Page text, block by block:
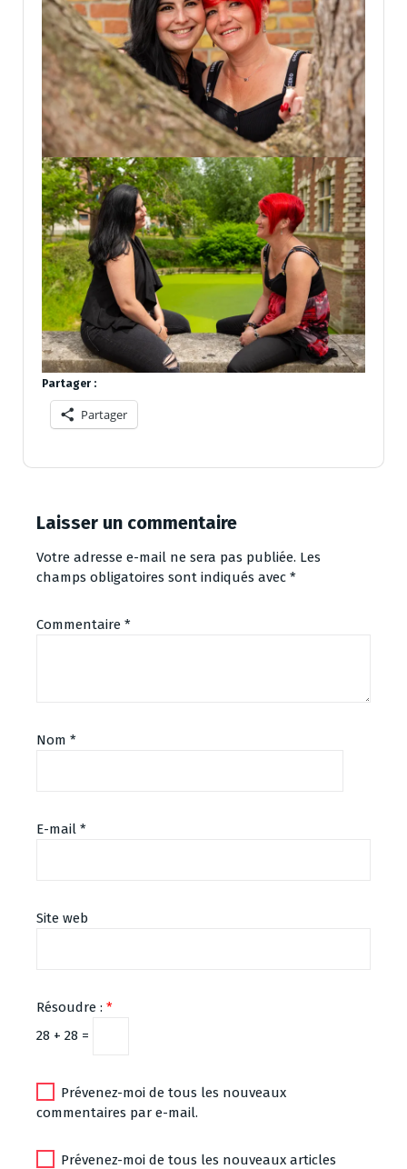
Partager :
Partager
Laisser un commentaire
Votre adresse e-mail ne sera pas publiée. Les
champs obligatoires sont indiqués avec *
Commentaire *
Nom *
E-mail *
Site web
Résoudre : *
28 + 28 =
Prévenez-moi de tous les nouveaux
commentaires par e-mail.
Prévenez-moi de tous les nouveaux articles